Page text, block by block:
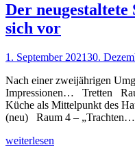
Der
sich vor
1. September 202130.
Nach einer zweijährigen
Impressionen… Tretten
Küche als Mittelpunkt des
(neu) Raum 4 – „Trachten…
weiterlesen